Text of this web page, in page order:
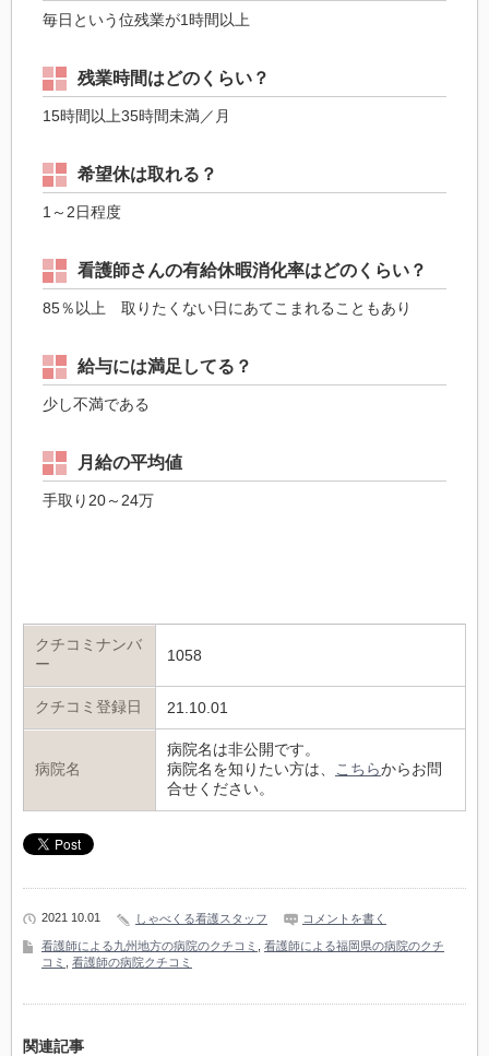
毎日という位残業が1時間以上
残業時間はどのくらい？
15時間以上35時間未満／月
希望休は取れる？
1～2日程度
看護師さんの有給休暇消化率はどのくらい？
85％以上 取りたくない日にあてこまれることもあり
給与には満足してる？
少し不満である
月給の平均値
手取り20～24万
クチコミナンバ
ー
1058
クチコミ登録日 21.10.01
病院名
病院名は非公開です。
病院名を知りたい方は、
こちらからお問
合せください。
2021 10.01 しゃべくる看護スタッフ コメントを書く
看護師による九州地方の病院のクチコミ
看護師による福岡県の病院のクチ
コミ
看護師の病院クチコミ
関連記事